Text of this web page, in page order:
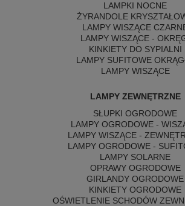
LAMPKI NOCNE
ŻYRANDOLE
LAMPY WISZĄCE
LAMPY WISZĄCE -
KINKIETY DO SYPIALNI
LAMPY SUFITOWE
LAMPY WISZĄCE
LAMPY ZEWNĘTRZNE
SŁUPKI OGRODOWE
LAMPY OGRODOWE -
LAMPY WISZĄCE -
LAMPY OGRODOWE -
LAMPY SOLARNE
OPRAWY OGRODOWE
GIRLANDY OGRODOWE
KINKIETY OGRODOWE
OŚWIETLENIE SCHODÓW